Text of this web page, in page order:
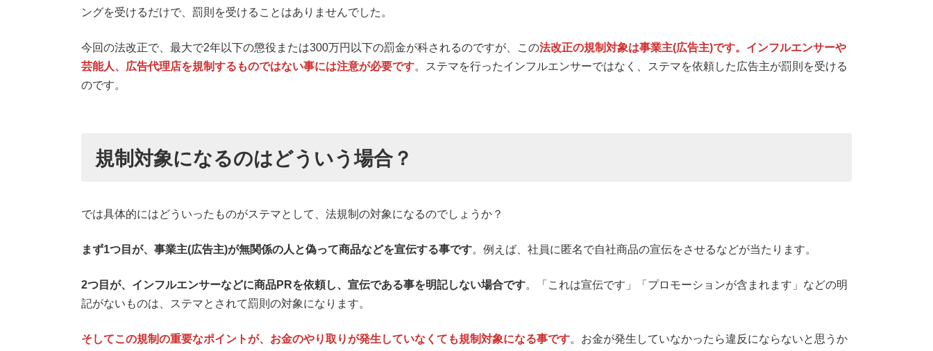
ングを受けるだけで、罰則を受けることはありませんでした。
今回の法改正で、最大で2年以下の懲役または300万円以下の罰金が科されるのですが、この法改正の規制対象は事業主(広告主)です。インフルエンサーや
芸能人、広告代理店を規制するものではない事には注意が必要です。ステマを行ったインフルエンサーではなく、ステマを依頼した広告主が罰則を受ける
のです。
規制対象になるのはどういう場合？
では具体的にはどういったものがステマとして、法規制の対象になるのでしょうか？
まず1つ目が、事業主(広告主)が無関係の人と偽って商品などを宣伝する事です。例えば、社員に匿名で自社商品の宣伝をさせるなどが当たります。
2つ目が、インフルエンサーなどに商品PRを依頼し、宣伝である事を明記しない場合です。「これは宣伝です」「プロモーションが含まれます」などの明
記がないものは、ステマとされて罰則の対象になります。
そしてこの規制の重要なポイントが、お金のやり取りが発生していなくても規制対象になる事です。お金が発生していなかったら違反にならないと思うか